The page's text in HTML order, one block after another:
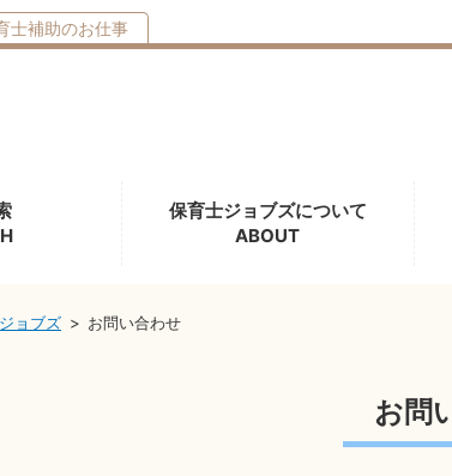
士補助のお仕事
保育士ジョブズについて
ABOUT
ョブズ お問い合わせ
お問